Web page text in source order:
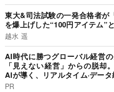
東大&司法試験の一発合格者が
を爆上げした“100円アイテム”
越水 遥
AI時代に勝つグローバル経営
「見えない経営」からの脱却
AIが導く、リアルタイム·デー
PR